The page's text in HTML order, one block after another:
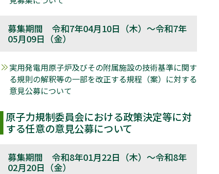
募集期間 令和7年04月10日（木）～令和7年
05月09日（金）
実用発電用原子炉及びその附属施設の技術基準に関す
る規則の解釈等の一部を改正する規程（案）に対する
意見公募について
原子力規制委員会における政策決定等に対
する任意の意見公募について
募集期間 令和8年01月22日（木）～令和8年
02月20日（金）